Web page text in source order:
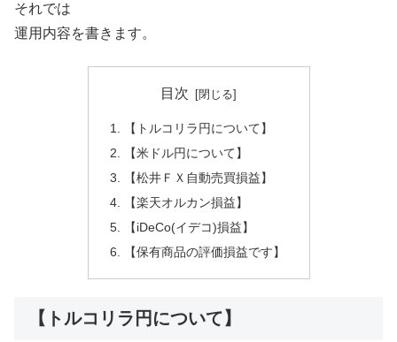
それでは
運用内容を書きます。
目次
【トルコリラ円について】
【米ドル円について】
【松井ＦＸ自動売買損益】
【楽天オルカン損益】
【iDeCo(イデコ)損益】
【保有商品の評価損益です】
【トルコリラ円について】